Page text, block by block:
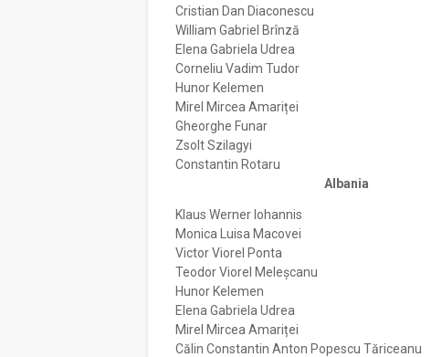
Cristian Dan Diaconescu
William Gabriel Brînză
Elena Gabriela Udrea
Corneliu Vadim Tudor
Hunor Kelemen
Mirel Mircea Amariței
Gheorghe Funar
Zsolt Szilagyi
Constantin Rotaru
Albania
Klaus Werner Iohannis
Monica Luisa Macovei
Victor Viorel Ponta
Teodor Viorel Meleșcanu
Hunor Kelemen
Elena Gabriela Udrea
Mirel Mircea Amariței
Călin Constantin Anton Popescu Tăriceanu